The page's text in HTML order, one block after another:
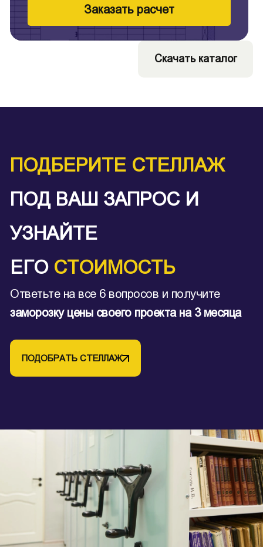
Заказать расчет
Скачать каталог
ПОДБЕРИТЕ СТЕЛЛАЖ
ПОД ВАШ ЗАПРОС И
УЗНАЙТЕ
ЕГО СТОИМОСТЬ
Ответьте на все 6 вопросов и получите
заморозку цены своего проекта на 3 месяца
ПОДОБРАТЬ СТЕЛЛАЖ